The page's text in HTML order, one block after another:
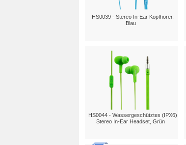
HS0039 - Stereo In-Ear Kopfhörer,
Blau
HS0044 - Wassergeschütztes (IPX6)
Stereo In-Ear Headset, Grün